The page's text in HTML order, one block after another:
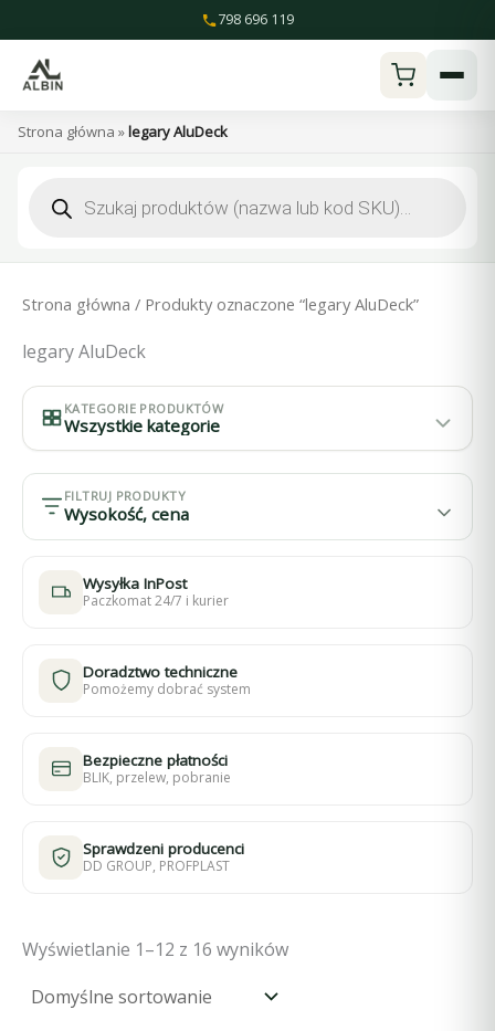
do
treści
798 696 119
Strona główna »legary AluDeck
produktów
Strona główna / Produkty oznaczone “legary AluDeck”
legary AluDeck
KATEGORIE PRODUKTÓW
Wszystkie kategorie
FILTRUJ PRODUKTY
Wysokość, cena
Wysyłka InPost
Paczkomat 24/7 i kurier
Doradztwo techniczne
Pomożemy dobrać system
Bezpieczne płatności
BLIK, przelew, pobranie
Sprawdzeni producenci
DD GROUP, PROFPLAST
Wyświetlanie 1–12 z 16 wyników